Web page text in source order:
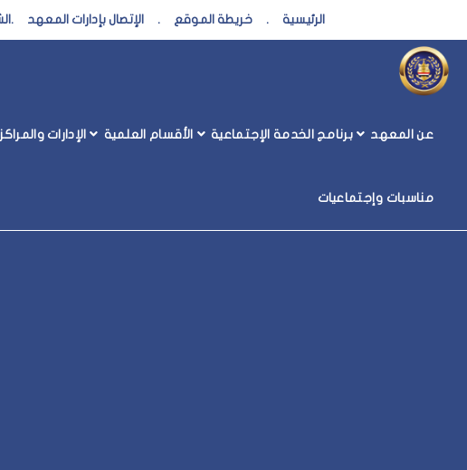
الرئيسية . خريطة الموقع . الإتصال بإدارات المعهد .
عن المعهد برنامج الخدمة الإجتماعية الأقسام العلمية الإدارات
مناسبات وإجتماعيات
إدارة رعاية الشباب